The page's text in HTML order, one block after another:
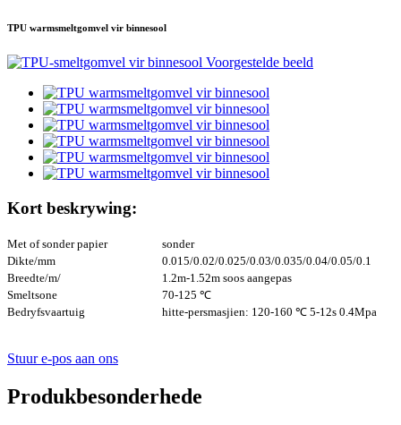
TPU warmsmeltgomvel vir binnesool
Kort beskrywing:
Met of sonder papier
sonder
Dikte/mm
0.015/0.02/0.025/0.03/0.035/0.04/0.05/0.1
Breedte/m/
1.2m-1.52m soos aangepas
Smeltsone
70-125 ℃
Bedryfsvaartuig
hitte-persmasjien: 120-160 ℃ 5-12s 0.4Mpa
Stuur e-pos aan ons
Produkbesonderhede